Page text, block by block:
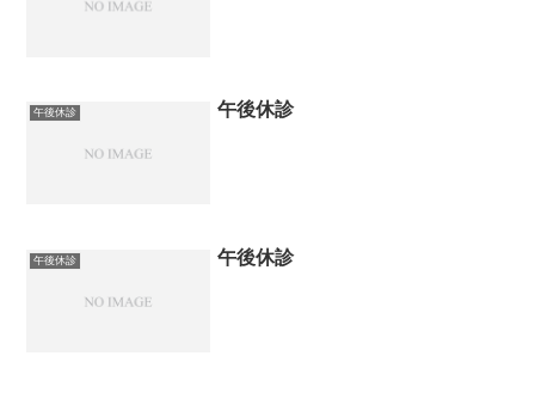
午後休診 午後休診
午後休診 午後休診